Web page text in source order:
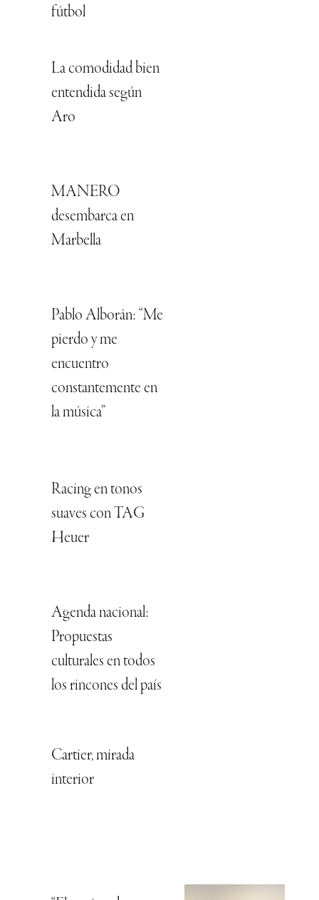
fútbol
La comodidad bien
entendida según
Aro
MANERO
desembarca en
Marbella
Pablo Alborán: “Me
pierdo y me
encuentro
constantemente en
la música”
Racing en tonos
suaves con TAG
Heuer
Agenda nacional:
Propuestas
culturales en todos
los rincones del país
Cartier, mirada
interior